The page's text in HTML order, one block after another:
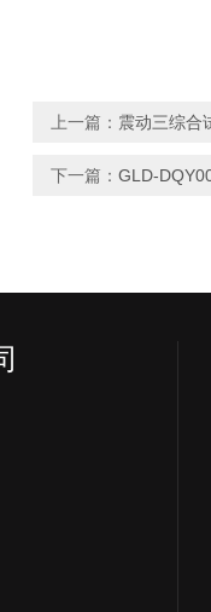
上一篇： 震动三综合
下一篇： GLD-